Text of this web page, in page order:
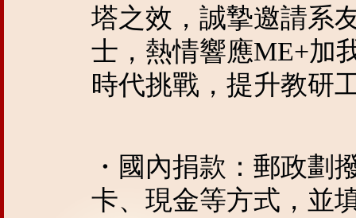
塔之效，誠摯邀請系
士，熱情響應ME+加
時代挑戰，提升教研
・國內捐款：郵政劃
卡、現金等方式，並